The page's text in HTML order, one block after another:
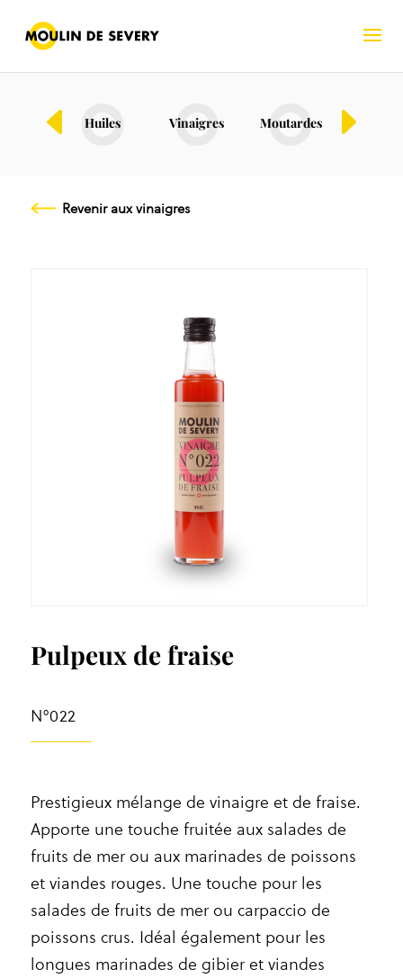
Huiles Vinaigres Moutardes Fruits
Pulpeux de fraise
N°022
Prestigieux mélange de vinaigre et de fraise.
Apporte une touche fruitée aux salades de
fruits de mer ou aux marinades de poissons
et viandes rouges. Une touche pour les
salades de fruits de mer ou carpaccio de
poissons crus. Idéal également pour les
longues marinades de gibier et viandes